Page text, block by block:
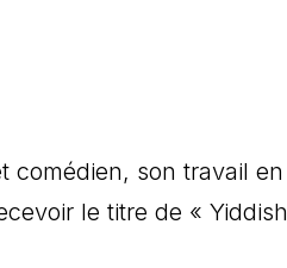
comédien, son travail en
le titre de « Yiddish